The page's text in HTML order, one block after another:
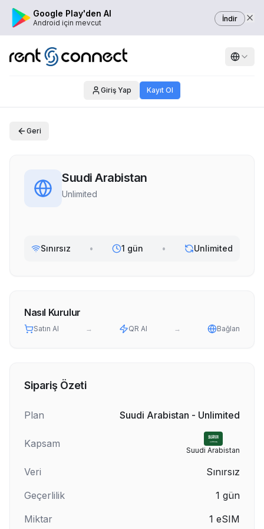
Google Play'den Al
Android için mevcut İndir
Giriş Yap Kayıt Ol
Geri
Suudi Arabistan
Unlimited
Sınırsız • 1 gün • Unlimited
Nasıl Kurulur
Satın Al → QR Al → Bağlan
Sipariş Özeti
Plan Suudi Arabistan - Unlimited
Kapsam
Suudi Arabistan
Veri
Sınırsız
Geçerlilik
1 gün
Miktar
1 eSIM